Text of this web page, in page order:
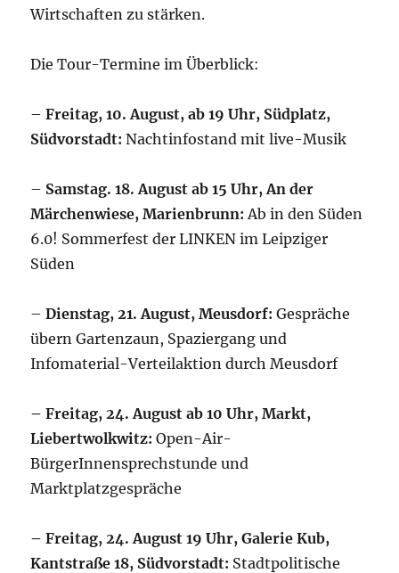
Wirtschaften zu stärken.
Die Tour-Termine im Überblick:
–Freitag, 10. August, ab 19 Uhr, Südplatz,
Südvorstadt: Nachtinfostand mit live-Musik
– Samstag. 18. August ab 15 Uhr, An der
Märchenwiese, Marienbrunn: Ab in den Süden
6.0! Sommerfest der LINKEN im Leipziger
Süden
–Dienstag, 21. August, Meusdorf: Gespräche
übern Gartenzaun, Spaziergang und
Infomaterial-Verteilaktion durch Meusdorf
– Freitag, 24. August ab 10 Uhr, Markt,
Liebertwolkwitz: Open-Air-
BürgerInnensprechstunde und
Marktplatzgespräche
– Freitag, 24. August 19 Uhr, Galerie Kub,
Kantstraße 18, Südvorstadt: Stadtpolitische